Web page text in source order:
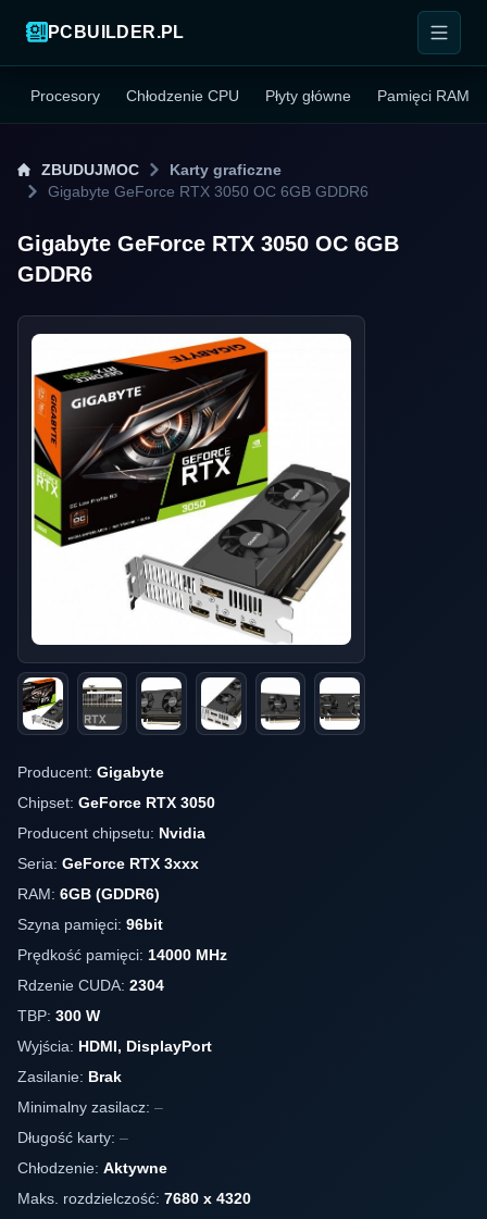
PCBUILDER.PL
Procesory Chłodzenie CPU Płyty główne Pamięci RAM
ZBUDUJMOC
Karty graficzne
Gigabyte GeForce RTX 3050 OC 6GB GDDR6
Gigabyte GeForce RTX 3050 OC 6GB
GDDR6
Producent: Gigabyte
Chipset: GeForce RTX 3050
Producent chipsetu: Nvidia
Seria: GeForce RTX 3xxx
RAM: 6GB (GDDR6)
Szyna pamięci: 96bit
Prędkość pamięci: 14000 MHz
Rdzenie CUDA: 2304
TBP: 300 W
Wyjścia: HDMI, DisplayPort
Zasilanie: Brak
Minimalny zasilacz: –
Długość karty: –
Chłodzenie: Aktywne
Maks. rozdzielczość: 7680 x 4320